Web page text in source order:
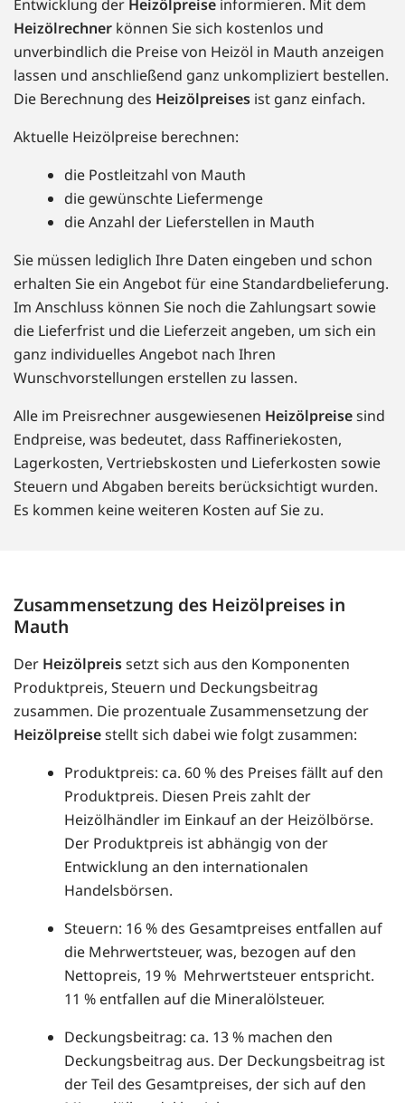
Entwicklung der Heizölpreise informieren. Mit dem
Heizölrechner können Sie sich kostenlos und
unverbindlich die Preise von Heizöl in Mauth anzeigen
lassen und anschließend ganz unkompliziert bestellen.
Die Berechnung des Heizölpreises ist ganz einfach.
Aktuelle Heizölpreise berechnen:
die Postleitzahl von Mauth
die gewünschte Liefermenge
die Anzahl der Lieferstellen in Mauth
Sie müssen lediglich Ihre Daten eingeben und schon
erhalten Sie ein Angebot für eine Standardbelieferung.
Im Anschluss können Sie noch die Zahlungsart sowie
die Lieferfrist und die Lieferzeit angeben, um sich ein
ganz individuelles Angebot nach Ihren
Wunschvorstellungen erstellen zu lassen.
Alle im Preisrechner ausgewiesenen Heizölpreisesind
Endpreise, was bedeutet, dass Raffineriekosten,
Lagerkosten, Vertriebskosten und Lieferkosten sowie
Steuern und Abgaben bereits berücksichtigt wurden.
Es kommen keine weiteren Kosten auf Sie zu.
Zusammensetzung des Heizölpreises in
Mauth
Der Heizölpreissetzt sich aus den Komponenten
Produktpreis, Steuern und Deckungsbeitrag
zusammen. Die prozentuale Zusammensetzung der
Heizölpreisestellt sich dabei wie folgt zusammen:
Produktpreis: ca. 60 % des Preises fällt auf den
Produktpreis. Diesen Preis zahlt der
Heizölhändler im Einkauf an der Heizölbörse.
Der Produktpreis ist abhängig von der
Entwicklung an den internationalen
Handelsbörsen.
Steuern: 16 % des Gesamtpreises entfallen auf
die Mehrwertsteuer, was, bezogen auf den
Nettopreis, 19 % Mehrwertsteuer entspricht.
11 % entfallen auf die Mineralölsteuer.
Deckungsbeitrag: ca. 13 % machen den
Deckungsbeitrag aus. Der Deckungsbeitrag ist
der Teil des Gesamtpreises, der sich auf den